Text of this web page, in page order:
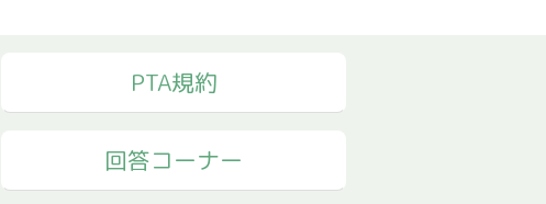
PTA規約
回答コーナー